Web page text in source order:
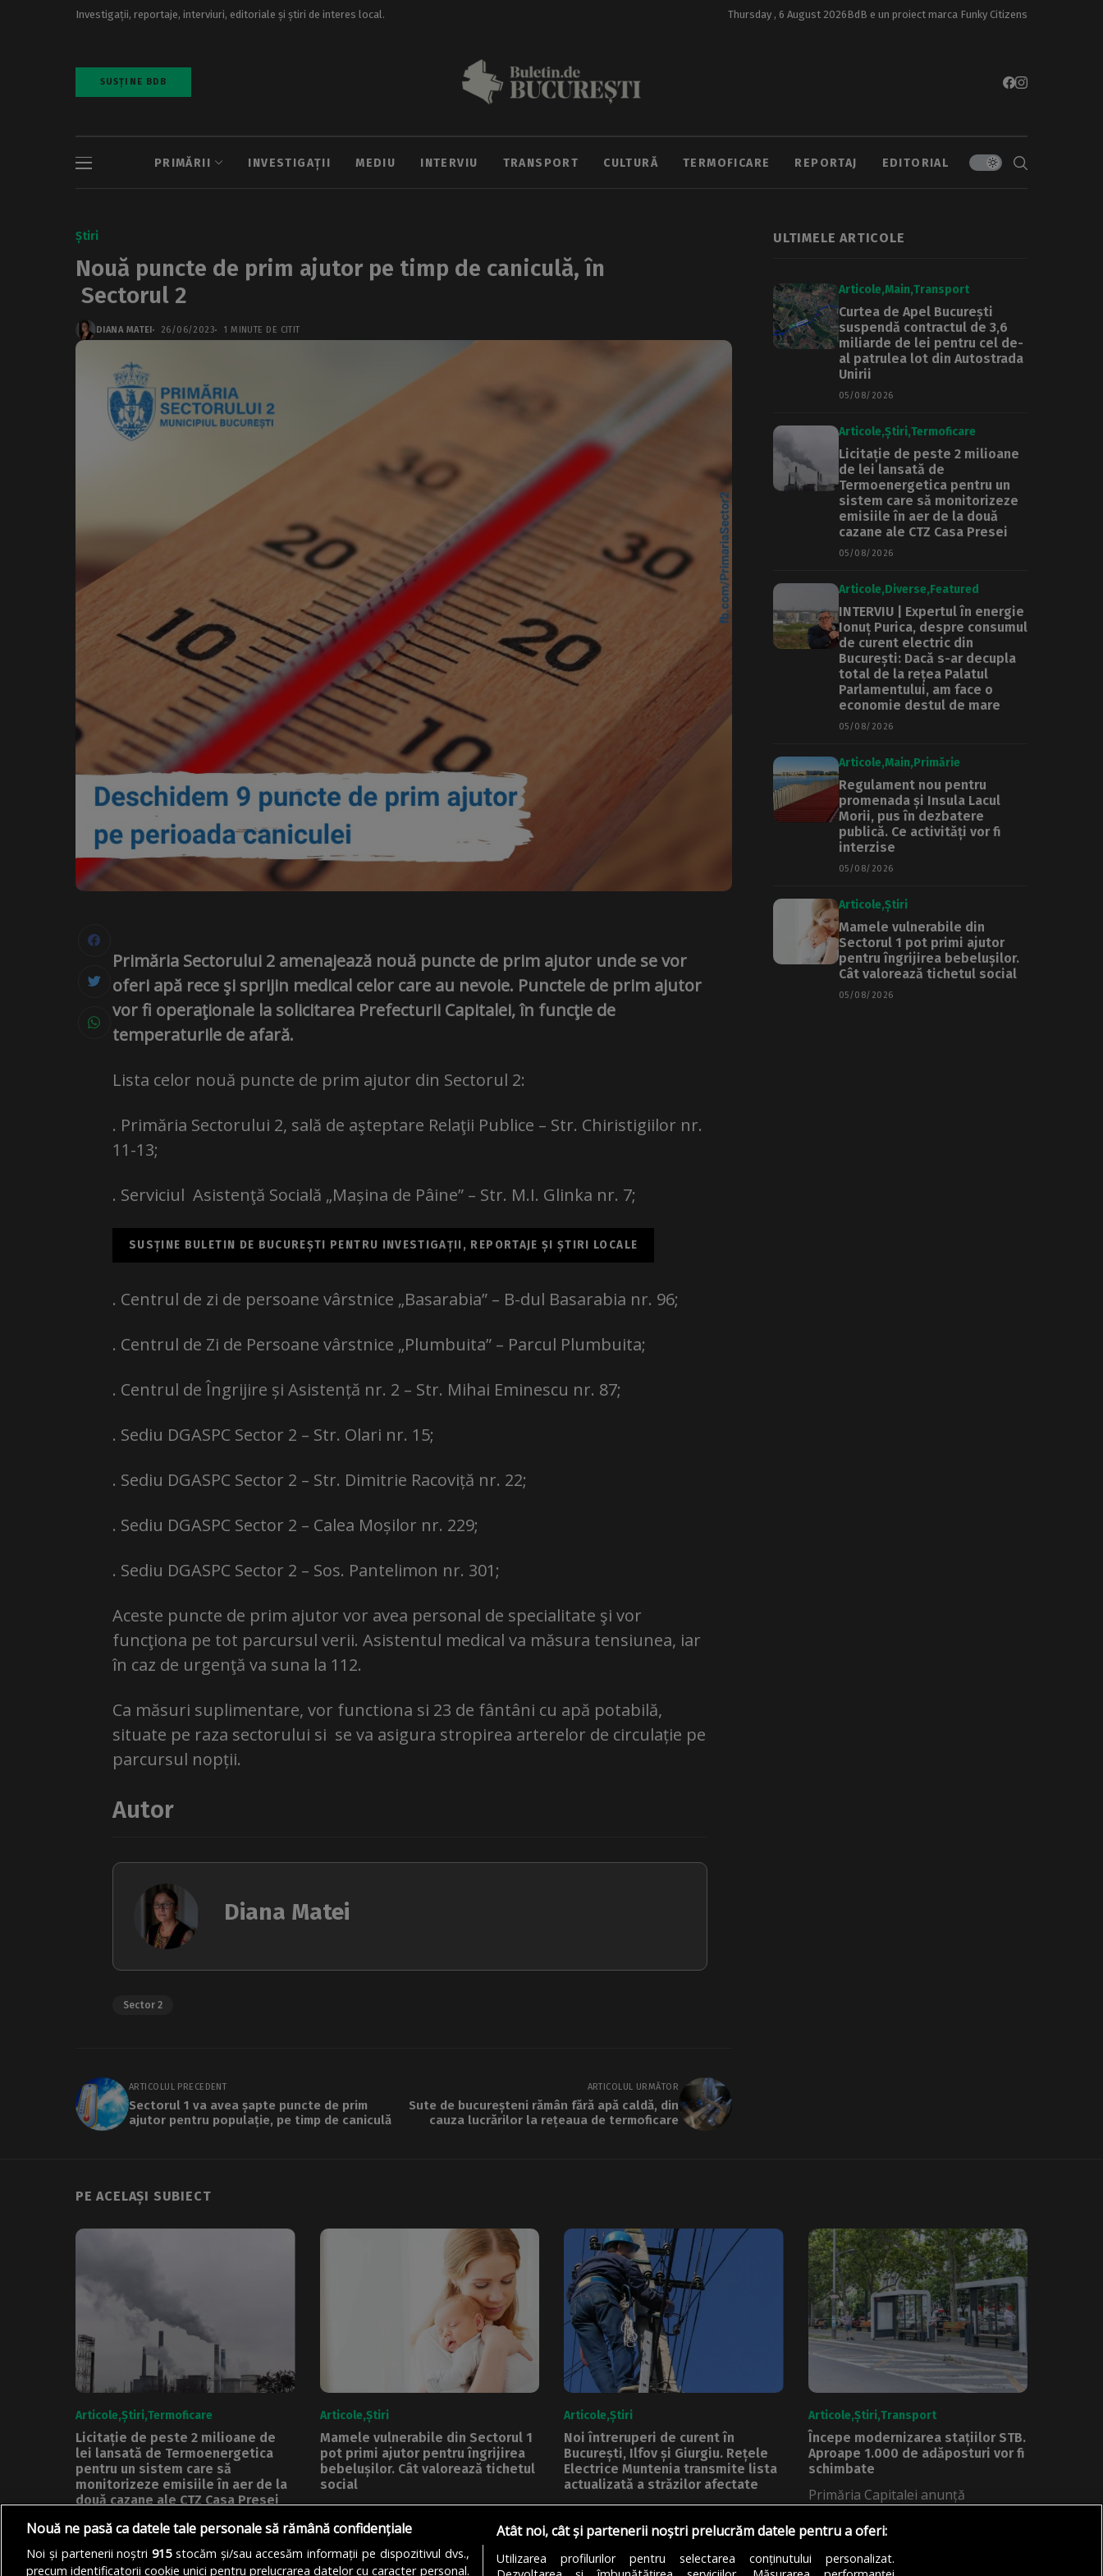
Investigații, reportaje, interviuri, editoriale și știri de interes local. Thursday , 6 August 2026BdB e un proiect marca Funky Citizens
SUSȚINE BDB
PRIMĂRII INVESTIGAȚII MEDIU INTERVIU TRANSPORT CULTURĂ TERMOFICARE REPORTAJ EDITORIAL
Știri
Nouă puncte de prim ajutor pe timp de caniculă, în
Sectorul 2
DIANA MATEI 26/06/2023 1 MINUTE DE CITIT
Primăria Sectorului 2 amenajează nouă puncte de prim ajutor unde se vor
oferi apă rece şi sprijin medical celor care au nevoie. Punctele de prim ajutor
vor fi operaţionale la solicitarea Prefecturii Capitalei, în funcţie de
temperaturile de afară.
Lista celor nouă puncte de prim ajutor din Sectorul 2:
. Primăria Sectorului 2, sală de aşteptare Relaţii Publice – Str. Chiristigiilor nr.
11-13;
. Serviciul Asistenţă Socială „Mașina de Pâine” – Str. M.I. Glinka nr. 7;
SUSȚINE BULETIN DE BUCUREȘTI PENTRU INVESTIGAȚII, REPORTAJE ȘI ȘTIRI LOCALE
. Centrul de zi de persoane vârstnice „Basarabia” – B-dul Basarabia nr. 96;
. Centrul de Zi de Persoane vârstnice „Plumbuita” – Parcul Plumbuita;
. Centrul de Îngrijire și Asistență nr. 2 – Str. Mihai Eminescu nr. 87;
. Sediu DGASPC Sector 2 – Str. Olari nr. 15;
. Sediu DGASPC Sector 2 – Str. Dimitrie Racoviță nr. 22;
. Sediu DGASPC Sector 2 – Calea Moșilor nr. 229;
. Sediu DGASPC Sector 2 – Sos. Pantelimon nr. 301;
Aceste puncte de prim ajutor vor avea personal de specialitate şi vor
funcţiona pe tot parcursul verii. Asistentul medical va măsura tensiunea, iar
în caz de urgenţă va suna la 112.
Ca măsuri suplimentare, vor functiona si 23 de fântâni cu apă potabilă,
situate pe raza sectorului si se va asigura stropirea arterelor de circulație pe
parcursul nopții.
Autor
Diana Matei
Sector 2
ARTICOLUL PRECEDENT
Sectorul 1 va avea șapte puncte de prim
ajutor pentru populație, pe timp de caniculă
ARTICOLUL URMĂTOR
Sute de bucureșteni rămân fără apă caldă, din
cauza lucrărilor la rețeaua de termoficare
ULTIMELE ARTICOLE
Articole Main Transport
Curtea de Apel București
suspendă contractul de 3,6
miliarde de lei pentru cel de-
al patrulea lot din Autostrada
Unirii
05/08/2026
Articole Știri Termoficare
Licitație de peste 2 milioane
de lei lansată de
Termoenergetica pentru un
sistem care să monitorizeze
emisiile în aer de la două
cazane ale CTZ Casa Presei
05/08/2026
Articole Diverse Featured
INTERVIU | Expertul în energie
Ionuț Purica, despre consumul
de curent electric din
București: Dacă s-ar decupla
total de la rețea Palatul
Parlamentului, am face o
economie destul de mare
05/08/2026
Articole Main Primărie
Regulament nou pentru
promenada și Insula Lacul
Morii, pus în dezbatere
publică. Ce activități vor fi
interzise
05/08/2026
Articole Știri
Mamele vulnerabile din
Sectorul 1 pot primi ajutor
pentru îngrijirea bebelușilor.
Cât valorează tichetul social
05/08/2026
PE ACELAȘI SUBIECT
Articole Știri Termoficare
Licitație de peste 2 milioane de
lei lansată de Termoenergetica
pentru un sistem care să
monitorizeze emisiile în aer de la
două cazane ale CTZ Casa Presei
Compania Municipală
Termoenergetica București a
lansat o licitație publică pentru
Articole Știri
Mamele vulnerabile din Sectorul 1
pot primi ajutor pentru îngrijirea
bebelușilor. Cât valorează tichetul
social
Primăria Sectorului 1 ajută mamele
vulnerabile. Acestea pot primi un
tichet social...
Articole Știri
Noi întreruperi de curent în
București, Ilfov și Giurgiu. Rețele
Electrice Muntenia transmite lista
actualizată a străzilor afectate
Compania ce se ocupă de
distribuirea energiei electrice către
utilizatorii din București,...
Articole Știri Transport
Începe modernizarea stațiilor STB.
Aproape 1.000 de adăposturi vor fi
schimbate
Primăria Capitalei anunță
modernizare a stațiilor STB, după
ce...
DE ANDREEA STĂNĂRÎNGĂ
Nouă ne pasă ca datele tale personale să rămână confidențiale
Noi și partenerii noștri915stocăm și/sau accesăm informații pe dispozitivul dvs.,
precum identificatorii cookie unici pentru prelucrarea datelor cu caracter personal.
Atât noi, cât și partenerii noștri prelucrăm datele pentru a oferi:
Utilizarea profilurilor pentru selectarea conținutului personalizat.